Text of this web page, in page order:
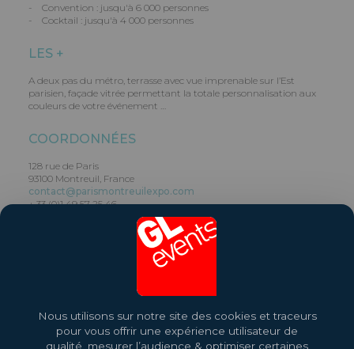
Nous utilisons sur notre site des cookies et traceurs
pour vous offrir une expérience utilisateur de
qualité, mesurer l’audience & optimiser certaines
- Convention : jusqu'à 6 000 personnes
- Cocktail : jusqu'à 4 000 personnes
LES +
A deux pas du métro, terrasse avec vue imprenable sur l’Est
parisien, façade vitrée permettant la totale personnalisation aux
couleurs de votre événement …
COORDONNÉES
128 rue de Paris
93100 Montreuil, France
contact@parismontreuilexpo.com
+ 33 (0)1 49 57 25 46